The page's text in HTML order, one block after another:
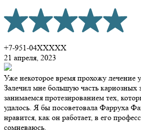
+7-951-04XXXXX
21 апреля, 2023
Уже некоторое время прохожу лечение у
Залечил мне большую часть кариозных
занимаемся протезированием тех,
удалось. Я бы посоветовала Фарруха
нравится, как он работает, в его
сомневаюсь.